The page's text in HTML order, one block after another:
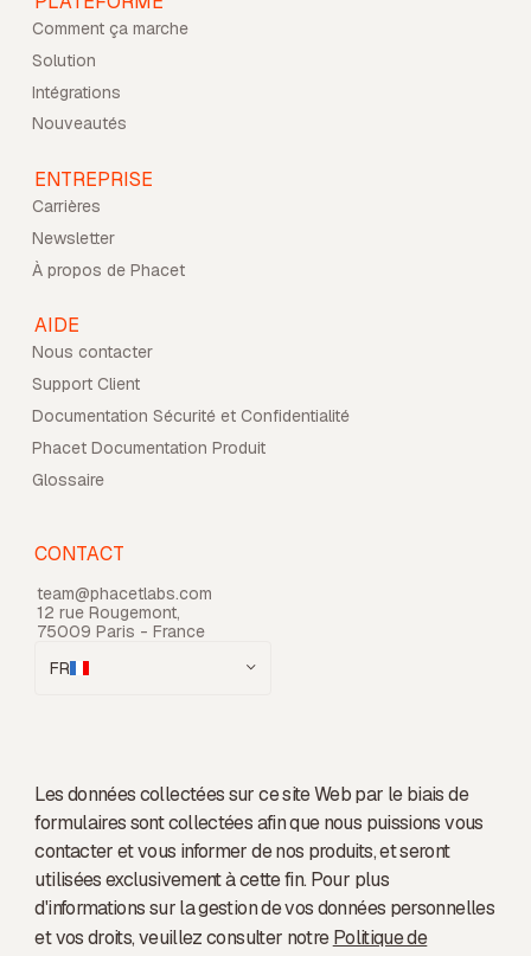
Comment ça marche
Solution
Intégrations
Nouveautés
ENTREPRISE
Carrières
Newsletter
À propos de Phacet
AIDE
Nous contacter
Support Client
Documentation Sécurité et Confidentialité
Phacet Documentation Produit
Glossaire
CONTACT
team@phacetlabs.com
12 rue Rougemont,
75009 Paris - France
FR
Les données collectées sur ce site Web par le biais de
formulaires sont collectées afin que nous puissions vous
contacter et vous informer de nos produits, et seront
utilisées exclusivement à cette fin. Pour plus
d'informations sur la gestion de vos données personnelles
et vos droits, veuillez consulter notrePolitique de